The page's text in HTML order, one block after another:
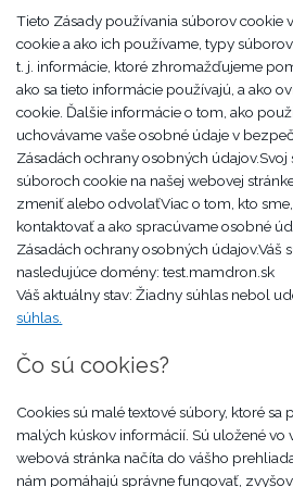
Tieto Zásady používania súborov cookie
cookie a ako ich používame, typy
t. j. informácie, ktoré zhromažďujeme
ako sa tieto informácie používajú, a ako
cookie. Ďalšie informácie o tom, ako
uchovávame vaše osobné údaje v
Zásadách ochrany osobných údajov.Svoj
súboroch cookie na našej webovej
zmeniť alebo odvolaťViac o tom, kto
kontaktovať a ako spracúvame osobné
Zásadách ochrany osobných údajov.Váš
nasledujúce domény: test.mamdron.sk
Váš aktuálny stav: Žiadny súhlas nebol
súhlas.
Čo sú cookies?
Cookies sú malé textové súbory, ktoré sa
malých kúskov informácií. Sú uložené vo
webová stránka načíta do vášho
nám pomáhajú správne fungovať,